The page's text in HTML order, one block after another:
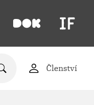
Členství